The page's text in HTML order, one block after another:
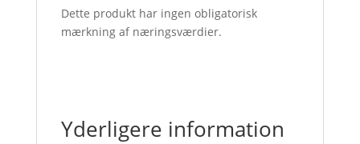
Dette produkt har ingen obligatorisk
mærkning af næringsværdier.
Yderligere information